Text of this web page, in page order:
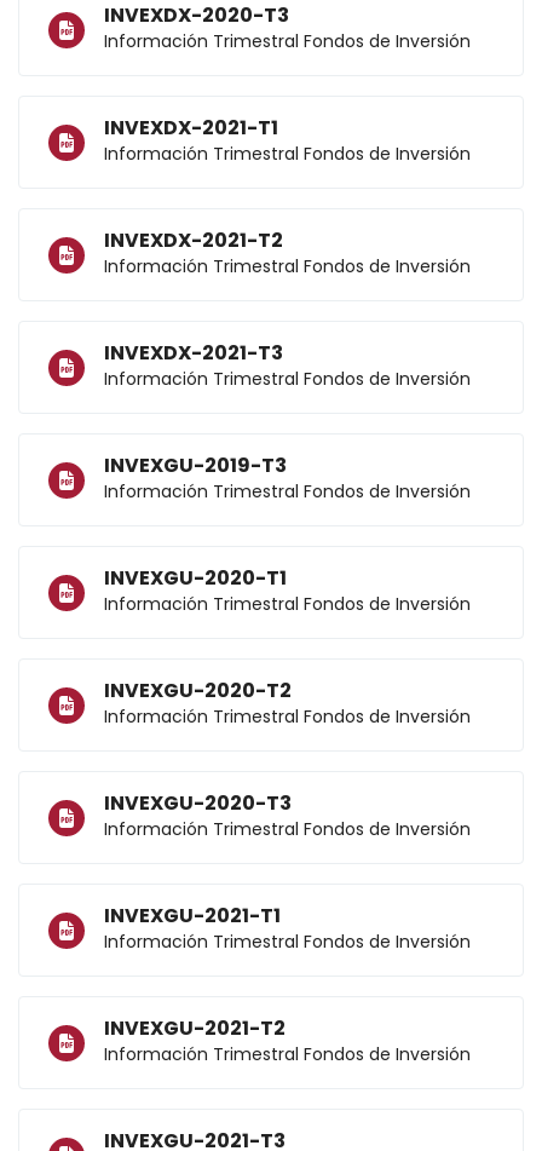
INVEXDX-2020-T3
Información Trimestral Fondos de Inversión
INVEXDX-2021-T1
Información Trimestral Fondos de Inversión
INVEXDX-2021-T2
Información Trimestral Fondos de Inversión
INVEXDX-2021-T3
Información Trimestral Fondos de Inversión
INVEXGU-2019-T3
Información Trimestral Fondos de Inversión
INVEXGU-2020-T1
Información Trimestral Fondos de Inversión
INVEXGU-2020-T2
Información Trimestral Fondos de Inversión
INVEXGU-2020-T3
Información Trimestral Fondos de Inversión
INVEXGU-2021-T1
Información Trimestral Fondos de Inversión
INVEXGU-2021-T2
Información Trimestral Fondos de Inversión
INVEXGU-2021-T3